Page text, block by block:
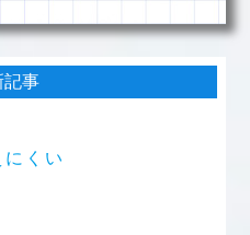
記事
くい